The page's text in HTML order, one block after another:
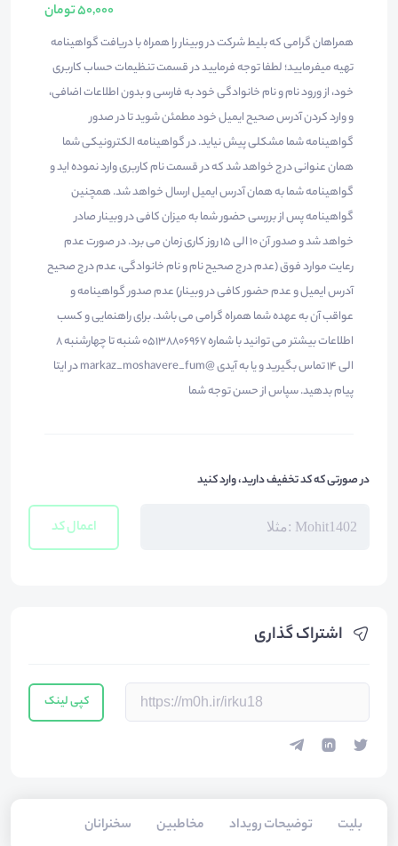
اشتراک گذاری
کپی لینک
بلیت‌ توضیحات رویداد مخاطبین سخنرانان
50,000 تومان
همراهان گرامی که بلیط شرکت در وبینار را همراه با دریافت گواهینامه
تهیه میفرمایید؛ لطفا توجه فرمایید در قسمت تنظیمات حساب کاربری
خود، از ورود نام و نام خانوادگی خود به فارسی و بدون اطلاعات اضافی،
و وارد کردن آدرس صحیح ایمیل خود مطمئن شوید تا در صدور
گواهینامه شما مشکلی پیش نیاید. در گواهینامه الکترونیکی شما
همان عنوانی درج خواهد شد که در قسمت نام کاربری وارد نموده اید و
گواهینامه شما به همان آدرس ایمیل ارسال خواهد شد. همچنین
گواهینامه پس از بررسی حضور شما به میزان کافی در وبینار صادر
خواهد شد و صدور آن 10 الی 15 روز کاری زمان می برد. در صورت عدم
رعایت موارد فوق (عدم درج صحیح نام و نام خانوادگی، عدم درج صحیح
آدرس ایمیل و عدم حضور کافی در وبینار) عدم صدور گواهینامه و
عواقب آن به عهده شما همراه گرامی می باشد. برای راهنمایی و کسب
اطلاعات بیشتر می توانید با شماره 05138806967 شنبه تا چهارشنبه 8
الی 14 تماس بگیرید و یا به آیدی @markaz_moshavere_fum در ایتا
پیام بدهید. سپاس از حسن توجه شما
در صورتی که کد تخفیف دارید، وارد کنید
اعمال کد